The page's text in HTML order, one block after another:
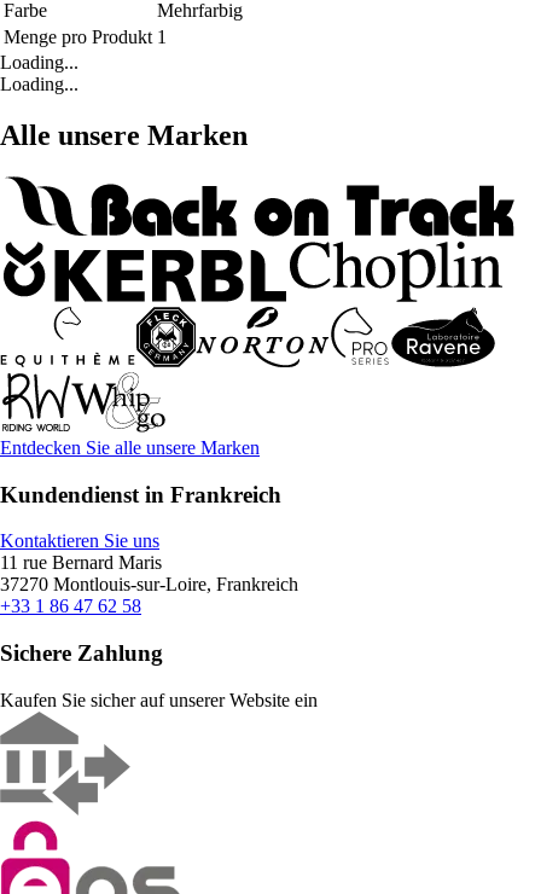
Farbe
Mehrfarbig
Menge pro Produkt 1
Loading...
Loading...
Alle unsere Marken
Entdecken Sie alle unsere Marken
Kundendienst in Frankreich
Kontaktieren Sie uns
11 rue Bernard Maris
37270 Montlouis-sur-Loire, Frankreich
+33 1 86 47 62 58
Sichere Zahlung
Kaufen Sie sicher auf unserer Website ein